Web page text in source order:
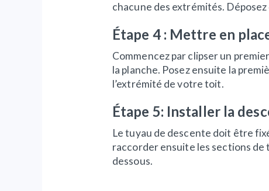
chacune des extrémités.
Étape 4 : Mettre en
Commencez par clipser un
la planche. Posez ensuite la
l’extrémité de votre toit.
Étape 5: Installer la
Le tuyau de descente doit être
raccorder ensuite les sections de
dessous.